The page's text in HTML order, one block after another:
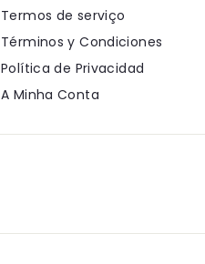
Termos de serviço
Términos y Condiciones
Política de Privacidad
A Minha Conta